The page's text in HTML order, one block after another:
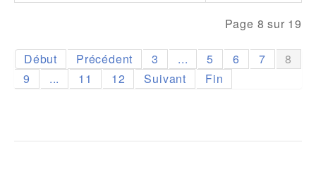
Page 8 sur 19
Début Précédent 3 ... 5 6 7
8
9
... 11 12 Suivant Fin